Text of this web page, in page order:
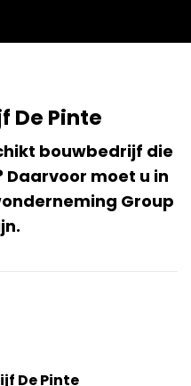
De Pinte
bouwbedrijf die
moet u in
Group
De Pinte